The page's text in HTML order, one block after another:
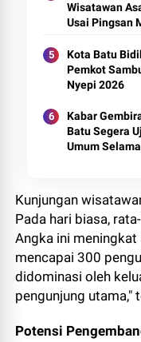
Wisatawan
Usai Pingsan
Kota Batu
Pemkot
Nyepi 2026
Kabar
Batu Segera
Umum
Kunjungan
Pada hari biasa,
Angka ini
mencapai 300
didominasi oleh
pengunjung utama,"
Potensi